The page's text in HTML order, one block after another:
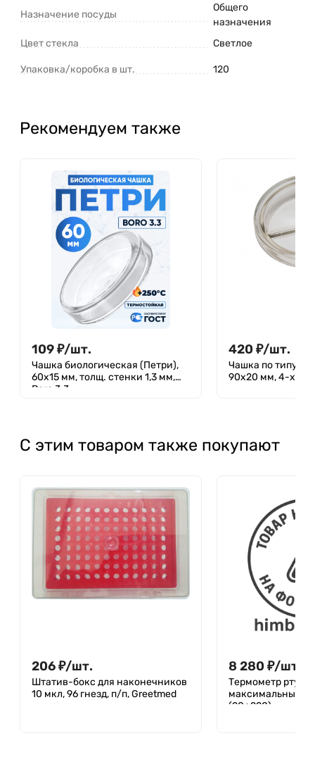
Назначение посуды
Общего
назначения
Цвет стекла
Светлое
Упаковка/коробка в шт. 120
Рекомендуем также
109₽/шт.
Чашка биологическая (Петри),
60х15 мм, толщ. стенки 1,3 мм,
Boro 3.3
420 ₽/шт.
Чашка по типу
90х20 мм, 4-х
С этим товаром также покупают
206₽/шт.
Штатив-бокс для наконечников
10 мкл, 96 гнезд, п/п, Greetmed
8 280 ₽/шт.
Термометр
максимальный
(20+220)